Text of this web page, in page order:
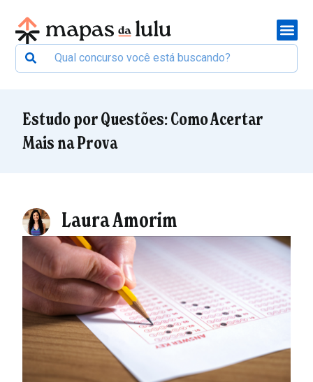
Estudo por Questões: Como Acertar
Mais na Prova
Laura Amorim